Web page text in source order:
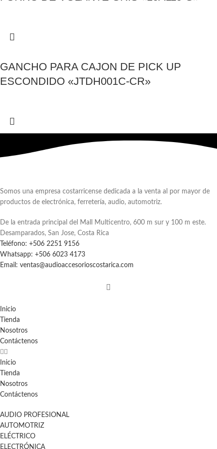
GANCHO PARA CAJON DE PICK UP
ESCONDIDO «JTDH001C-CR»
Somos una empresa costarricense dedicada a la venta al por mayor de
productos de electrónica, ferretería, audio, automotriz.
De la entrada principal del Mall Multicentro, 600 m sur y 100 m este.
Desamparados, San Jose, Costa Rica
Teléfono: +506 2251 9156
Whatsapp: +506 6023 4173
Email: ventas@audioaccesorioscostarica.com
Inicio
Tienda
Nosotros
Contáctenos
Inicio
Tienda
Nosotros
Contáctenos
AUDIO PROFESIONAL
AUTOMOTRIZ
ELÉCTRICO
ELECTRÓNICA